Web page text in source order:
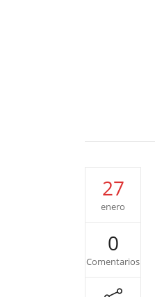
27
enero
0
Comentarios